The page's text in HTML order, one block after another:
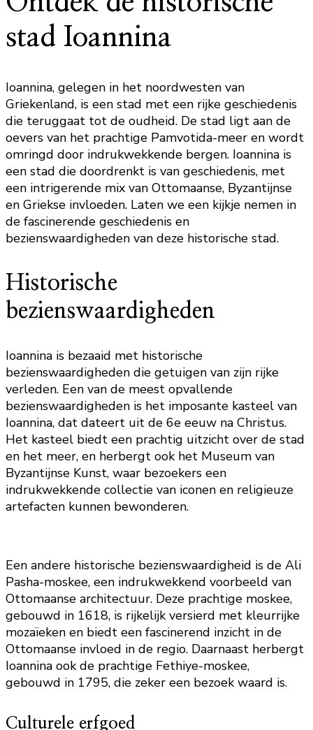
stad Ioannina
Ioannina, gelegen in het noordwesten van
Griekenland, is een stad met een rijke geschiedenis
die teruggaat tot de oudheid. De stad ligt aan de
oevers van het prachtige Pamvotida-meer en wordt
omringd door indrukwekkende bergen. Ioannina is
een stad die doordrenkt is van geschiedenis, met
een intrigerende mix van Ottomaanse, Byzantijnse
en Griekse invloeden. Laten we een kijkje nemen in
de fascinerende geschiedenis en
bezienswaardigheden van deze historische stad.
Historische
bezienswaardigheden
Ioannina is bezaaid met historische
bezienswaardigheden die getuigen van zijn rijke
verleden. Een van de meest opvallende
bezienswaardigheden is het imposante kasteel van
Ioannina, dat dateert uit de 6e eeuw na Christus.
Het kasteel biedt een prachtig uitzicht over de stad
en het meer, en herbergt ook het Museum van
Byzantijnse Kunst, waar bezoekers een
indrukwekkende collectie van iconen en religieuze
artefacten kunnen bewonderen.
Een andere historische bezienswaardigheid is de Ali
Pasha-moskee, een indrukwekkend voorbeeld van
Ottomaanse architectuur. Deze prachtige moskee,
gebouwd in 1618, is rijkelijk versierd met kleurrijke
mozaïeken en biedt een fascinerend inzicht in de
Ottomaanse invloed in de regio. Daarnaast herbergt
Ioannina ook de prachtige Fethiye-moskee,
gebouwd in 1795, die zeker een bezoek waard is.
Culturele erfgoed